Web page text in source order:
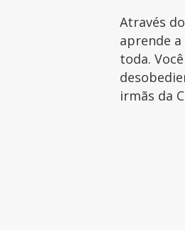
Através
aprende
toda.
irmãs da